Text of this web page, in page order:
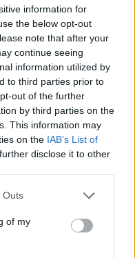
information for
the below opt-out
note that after your
continue seeing
information utilized by
to third parties prior to
out of the further
by third parties on the
This information may
on the IAB’s List of
disclose it to other
one or more Google
You may click to
its third-party tags to
in below Google
Outs
of my